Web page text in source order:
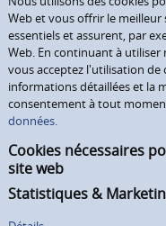
Web et vous offrir le
essentiels et assurent, par
Web. En continuant à
vous acceptez l'utilisation de
informations détaillées et la
consentement à tout
données.
Cookies nécessaires
site web
Statistiques &